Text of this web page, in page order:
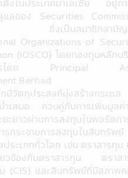
ผลการดำเนินงานของกองทุน
คชันผ่านโทรศัพท์มือถือนี้ ใช้วิธี
ำเนินงานตามมาตรฐานที่สมาคม
รลงทุนกำหนด และผลการดำเ
ของกองทุนรวม มิได้เป็นสิ่งยืน
เนินงานในอนาคต
มทั้งหมดที่ปรากฏอยู่ใน
นผ่านโทรศัพท์มือถือนี้ บริษัทจั
อเผยแพร่ข้อมูลให้ผู้ถือหน่วยลง
งทุนโดยได้ตระหนักถึงความถูก
มูล แต่อย่างไรก็ตามบริษัทจัดก
ประกันถึงความถูกต้อง และควา
ของข้อมูลทั้งหมดที่ปรากฏใน
ตั้งในประเทศมาเลเซีย อยู่ภ
แลของ Securities
ซึ่งเป็นสมาชิกสามัญ
Organizations of
(IOSCO) โดยกองทุนหลักบ
ารโดย Principal
Berhad
มีวัตถุประสงค์มุ่งสร้างกระแส
ำเสมอ ควบคู่กับการเพิ่มมูลค่
ยะยาวผ่านการลงทุนในพอร์ตกา
รกระจายการลงทุนในสินทรัพย์
ประเภททั่วโลก เช่น ตราสารทุน
วข้องกับตราสารทุน ตราสา
(CIS) และสินทรัพย์ที่มีสภาพ